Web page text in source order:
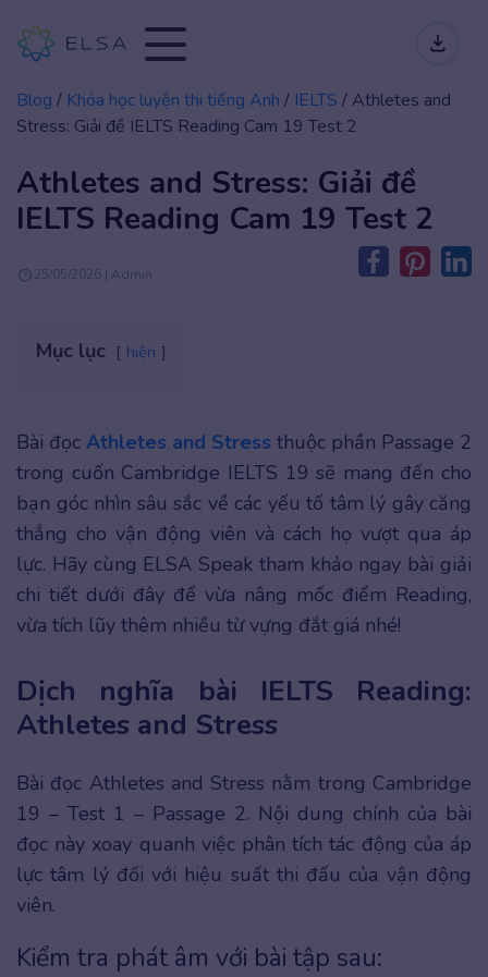
Blog / Khóa học luyện thi tiếng Anh / IELTS / Athletes and
Stress: Giải đề IELTS Reading Cam 19 Test 2
Athletes and Stress: Giải đề
IELTS Reading Cam 19 Test 2
25/05/2026 | Admin
Mục lục hiện
Bài đọc Athletes and Stress thuộc phần Passage 2
trong cuốn Cambridge IELTS 19 sẽ mang đến cho
bạn góc nhìn sâu sắc về các yếu tố tâm lý gây căng
thẳng cho vận động viên và cách họ vượt qua áp
lực. Hãy cùng ELSA Speak tham khảo ngay bài giải
chi tiết dưới đây để vừa nâng mốc điểm Reading,
vừa tích lũy thêm nhiều từ vựng đắt giá nhé!
Dịch nghĩa bài IELTS Reading:
Athletes and Stress
Bài đọc Athletes and Stress nằm trong Cambridge
19 – Test 1 – Passage 2. Nội dung chính của bài
đọc này xoay quanh việc phân tích tác động của áp
lực tâm lý đối với hiệu suất thi đấu của vận động
viên.
Kiểm tra phát âm với bài tập sau: